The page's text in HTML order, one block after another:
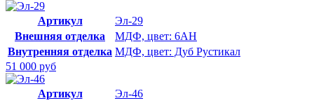
Артикул
Эл-29
Внешняя отделка
МДФ, цвет: 6АН
Внутренняя отделка МДФ, цвет: Дуб Рустикал
51 000 руб
Артикул
Эл-46